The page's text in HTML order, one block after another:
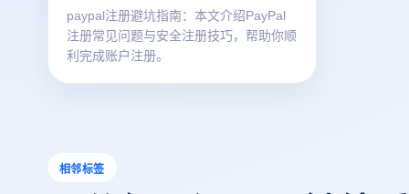
paypal注册避坑指南：本文介绍PayPal
注册常见问题与安全注册技巧，帮助你顺
利完成账户注册。
相邻标签